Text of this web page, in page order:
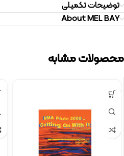
توضیحات تکمیلی
About MEL BAY
محصولات مشابه